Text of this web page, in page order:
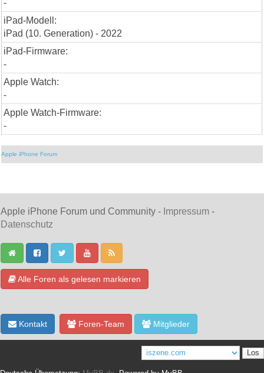
-
iPad-Modell:
iPad (10. Generation) - 2022
iPad-Firmware:
-
Apple Watch:
-
Apple Watch-Firmware:
-
Apple iPhone Forum
Apple iPhone Forum und Community - Impressum -
Datenschutz
Alle Foren als gelesen markieren
Kontakt Foren-Team Mitglieder